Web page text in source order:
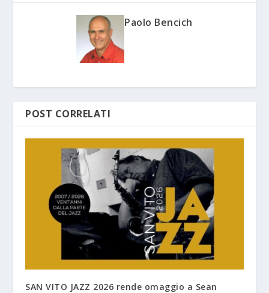
Paolo Bencich
POST CORRELATI
SAN VITO JAZZ 2026 rende omaggio a Sean